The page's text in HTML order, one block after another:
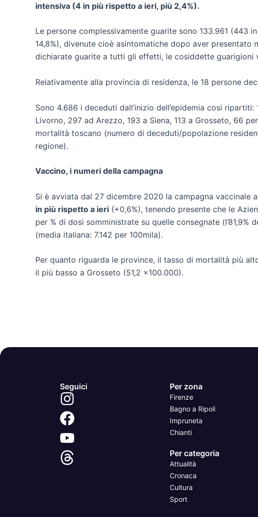
intensiva (4 in più rispetto a ieri, più 2,4%).
Le persone complessivamente guarite sono 133.961 (443
14,8%), divenute cioè asintomatiche dopo aver
dichiarate guarite a tutti gli effetti, le cosiddette guarigioni
Relativamente alla provincia di residenza, le 18 persone
Sono 4.686 i deceduti dall’inizio dell’epidemia cosi
Livorno, 297 ad Arezzo, 193 a Siena, 113 a Grosseto, 66
mortalità toscano (numero di deceduti/popolazione
regione).
Vaccino, i numeri della campagna
Si è avviata dal 27 dicembre 2020 la campagna vaccinale
in più rispetto a ieri (+0,6%), tenendo presente che le
per % di dosi somministrate su quelle consegnate
(media italiana: 7.142 per 100mila).
Per quanto riguarda le province, il tasso di mortalità più
il più basso a Grosseto (51,2 x100.000).
Seguici Per zona
Firenze
Bagno a Ripoli
Impruneta
Chianti
Per categoria
Attualità
Cronaca
Cultura
Sport